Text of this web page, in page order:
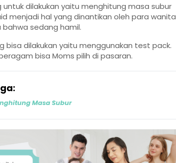
dilakukan yaitu menghitung masa subur
menjadi hal yang dinantikan oleh para wanita
sedang hamil.
bisa dilakukan yaitu menggunakan test pack.
bisa Moms pilih di pasaran.
Masa Subur